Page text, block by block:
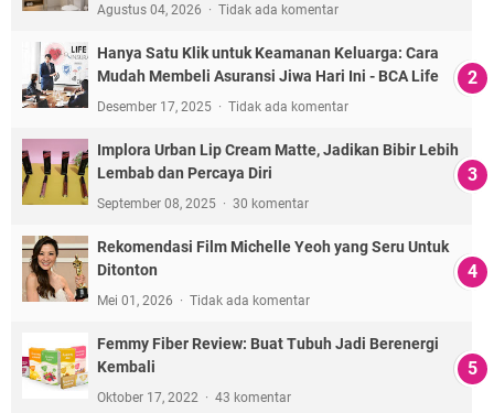
Agustus 04, 2026 Tidak ada komentar
Hanya Satu Klik untuk Keamanan Keluarga: Cara
Mudah Membeli Asuransi Jiwa Hari Ini - BCA Life
Desember 17, 2025 Tidak ada komentar
Implora Urban Lip Cream Matte, Jadikan Bibir Lebih
Lembab dan Percaya Diri
September 08, 2025 30 komentar
Rekomendasi Film Michelle Yeoh yang Seru Untuk
Ditonton
Mei 01, 2026 Tidak ada komentar
Femmy Fiber Review: Buat Tubuh Jadi Berenergi
Kembali
Oktober 17, 2022 43 komentar